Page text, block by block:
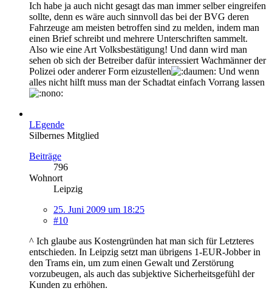
Ich habe ja auch nicht gesagt das man immer selber eingreifen
sollte, denn es wäre auch sinnvoll das bei der BVG deren
Fahrzeuge am meisten betroffen sind zu melden, indem man
einen Brief schreibt und mehrere Unterschriften sammelt.
Also wie eine Art Volksbestätigung! Und dann wird man
sehen ob sich der Betreiber dafür interessiert Wachmänner der
Polizei oder anderer Form eizustellen
Und wenn
alles nicht hilft muss man der Schadtat einfach Vorrang lassen
LEgende
Silbernes Mitglied
Beiträge
796
Wohnort
Leipzig
25. Juni 2009 um 18:25
#10
^ Ich glaube aus Kostengründen hat man sich für Letzteres
entschieden. In Leipzig setzt man übrigens 1-EUR-Jobber in
den Trams ein, um zum einen Gewalt und Zerstörung
vorzubeugen, als auch das subjektive Sicherheitsgefühl der
Kunden zu erhöhen.